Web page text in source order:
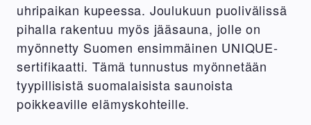
uhripaikan kupeessa. Joulukuun puolivälissä
pihalla rakentuu myös jääsauna, jolle on
myönnetty Suomen ensimmäinen UNIQUE-
sertifikaatti. Tämä tunnustus myönnetään
tyypillisistä suomalaisista saunoista
poikkeaville elämyskohteille.